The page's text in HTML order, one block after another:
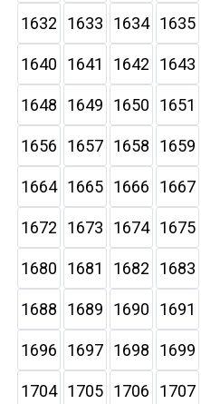
1632 1633 1634 1635
1640 1641 1642 1643
1648 1649 1650 1651
1656 1657 1658 1659
1664 1665 1666 1667
1672 1673 1674 1675
1680 1681 1682 1683
1688 1689 1690 1691
1696 1697 1698 1699
1704 1705 1706 1707